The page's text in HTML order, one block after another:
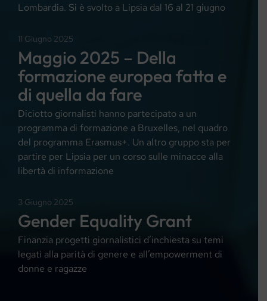
Lombardia. Si è svolto a Lipsia dal 16 al 21 giugno
11 Giugno 2025
Maggio 2025 – Della
formazione europea fatta e
di quella da fare
Diciotto giornalisti hanno partecipato a un
programma di formazione a Bruxelles, nel quadro
del programma Erasmus+. Un altro gruppo sta per
partire per Lipsia per un corso sulle minacce alla
libertà di informazione
3 Giugno 2025
Gender Equality Grant
Finanzia progetti giornalistici d’inchiesta su temi
legati alla parità di genere e all’empowerment di
donne e ragazze